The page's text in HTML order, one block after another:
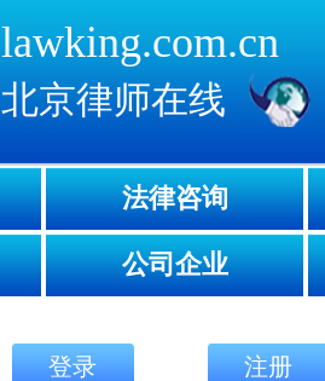
lawking.com.cn
北京律师在线
法律咨询
公司企业
登录 注册